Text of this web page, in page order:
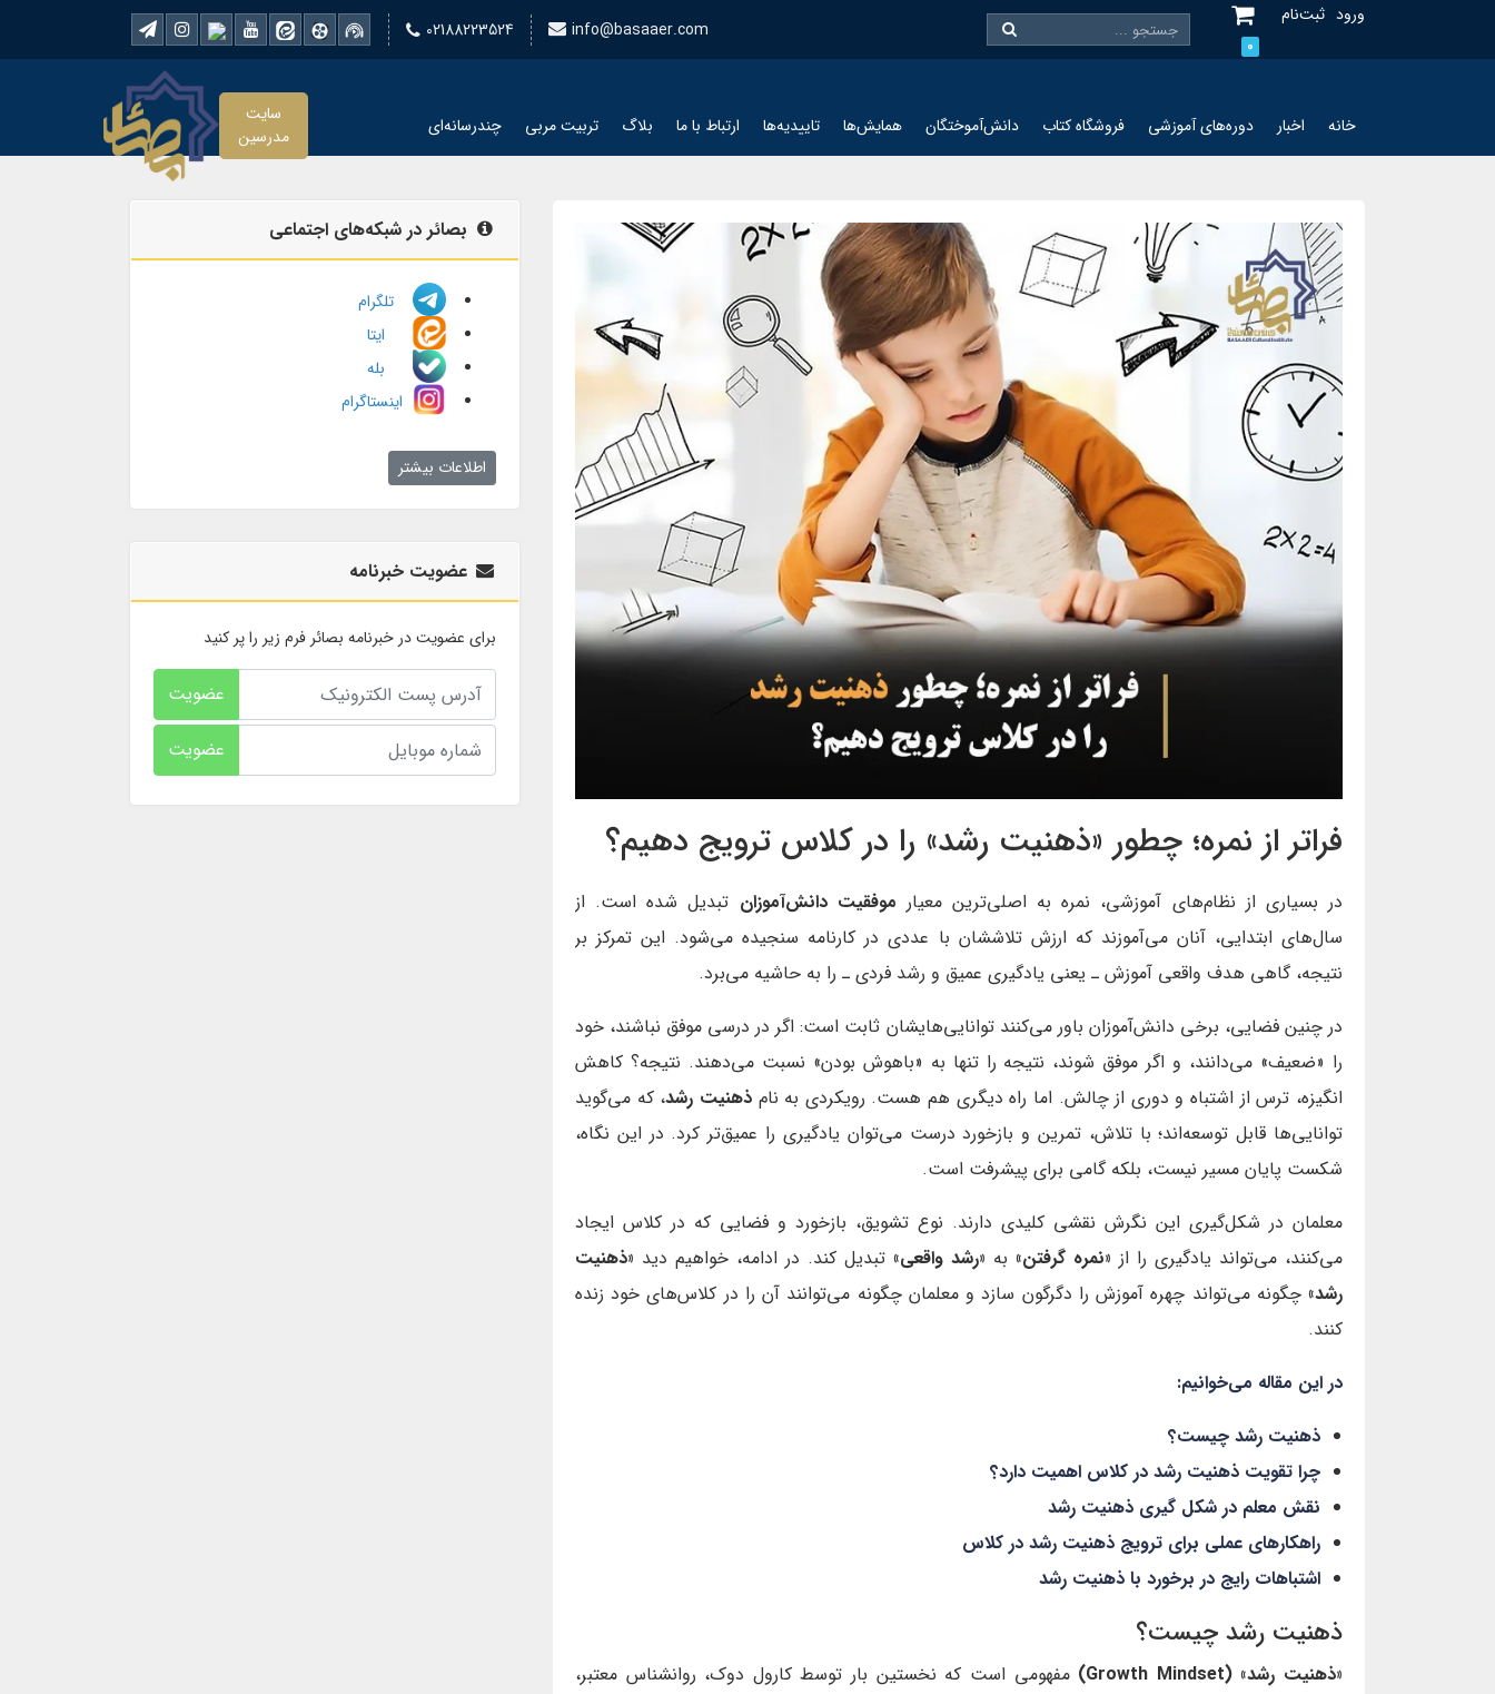
ورود ثبت‌نام
0
02188223524 info@basaaer.com
خانه اخبار دوره‌های آموزشی فروشگاه کتاب دانش‌آموختگان همایش‌ها تاییدیه‌ها ارتباط با ما بلاگ تربیت مربی چندرسانه‌ای
سایت
مدرسین
فراتر از نمره؛ چطور «ذهنیت رشد» را در کلاس ترویج دهیم؟
در بسیاری از نظام‌های آموزشی، نمره به اصلی‌ترین معیار موفقیت دانش‌آموزان تبدیل شده است. از
سال‌های ابتدایی، آنان می‌آموزند که ارزش تلاششان با عددی در کارنامه سنجیده می‌شود. این تمرکز بر
نتیجه، گاهی هدف واقعی آموزش ـ یعنی یادگیری عمیق و رشد فردی ـ را به حاشیه می‌برد.
در چنین فضایی، برخی دانش‌آموزان باور می‌کنند توانایی‌هایشان ثابت است: اگر در درسی موفق نباشند، خود
را «ضعیف» می‌دانند، و اگر موفق شوند، نتیجه را تنها به «باهوش بودن» نسبت می‌دهند. نتیجه؟ کاهش
انگیزه، ترس از اشتباه و دوری از چالش. اما راه دیگری هم هست. رویکردی به نامذهنیت رشد، که می‌گوید
توانایی‌ها قابل توسعه‌اند؛ با تلاش، تمرین و بازخورد درست می‌توان یادگیری را عمیق‌تر کرد. در این نگاه،
شکست پایان مسیر نیست، بلکه گامی برای پیشرفت است.
معلمان در شکل‌گیری این نگرش نقشی کلیدی دارند. نوع تشویق، بازخورد و فضایی که در کلاس ایجاد
می‌کنند، می‌تواند یادگیری را از «نمره گرفتن» به «رشد واقعی» تبدیل کند. در ادامه، خواهیم دید «ذهنیت
رشد» چگونه می‌تواند چهره آموزش را دگرگون سازد و معلمان چگونه می‌توانند آن را در کلاس‌های خود زنده
کنند.
در این مقاله می‌خوانیم:
ذهنیت رشد چیست؟
چرا تقویت ذهنیت رشد در کلاس اهمیت دارد؟
نقش معلم در شکل‌ گیری ذهنیت رشد
راهکارهای عملی برای ترویج ذهنیت رشد در کلاس
اشتباهات رایج در برخورد با ذهنیت رشد
ذهنیت رشد چیست؟
«ذهنیت رشد» (Growth Mindset)
مفهومی است که نخستین بار توسط کارول دوک، روانشناس معتبر،
بصائر در شبکه‌های اجتماعی
تلگرام
ایتا
بله
اینستاگرام
اطلاعات بیشتر
عضویت خبرنامه
برای عضویت در خبرنامه بصائر فرم زیر را پر کنید
عضویت
عضویت